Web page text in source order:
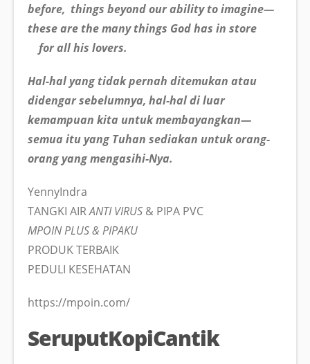
before, things beyond our ability to imagine—
these are the many things God has in store
for all his lovers.
Hal-hal yang tidak pernah ditemukan atau
didengar sebelumnya, hal-hal di luar
kemampuan kita untuk membayangkan—
semua itu yang Tuhan sediakan untuk orang-
orang yang mengasihi-Nya.
YennyIndra
TANGKI AIRANTI VIRUS & PIPA PVC
MPOIN PLUS & PIPAKU
PRODUK TERBAIK
PEDULI KESEHATAN
https://mpoin.com/
SeruputKopiCantik